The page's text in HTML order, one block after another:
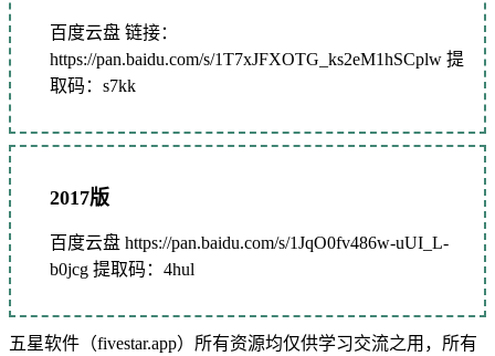
百度云盘 链接：
https://pan.baidu.com/s/1T7xJFXOTG_ks2eM1hSCplw 提
取码：s7kk
2017版
百度云盘 https://pan.baidu.com/s/1JqO0fv486w-uUI_L-
b0jcg 提取码：4hul
五星软件（fivestar.app）所有资源均仅供学习交流之用，所有